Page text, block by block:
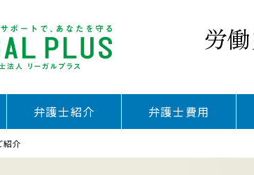
労
弁護士紹介 弁護士費用
紹介